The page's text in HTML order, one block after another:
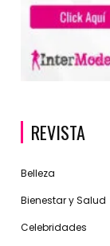
REVISTA
Belleza
Bienestar y Salud
Celebridades